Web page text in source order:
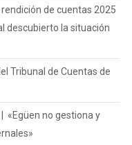
de cuentas 2025
descubierto la situación
Tribunal de Cuentas de
«Egüen no gestiona y